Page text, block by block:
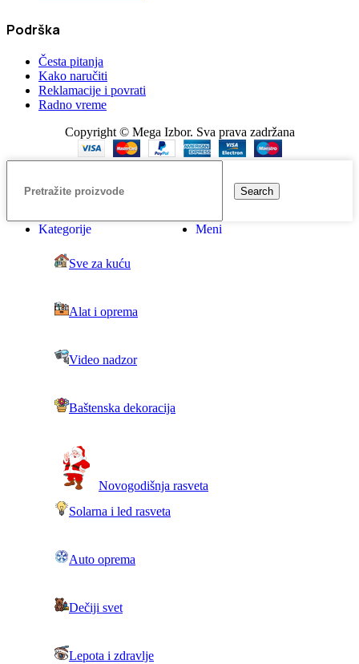
Podrška
Česta pitanja
Kako naručiti
Reklamacije i povrati
Radno vreme
Copyright © Mega Izbor. Sva prava zadržana
Search
Meni
Kategorije
Sve za kuću
Alat i oprema
Video nadzor
Baštenska dekoracija
Novogodišnja rasveta
Solarna i led rasveta
Auto oprema
Dečiji svet
Lepota i zdravlje